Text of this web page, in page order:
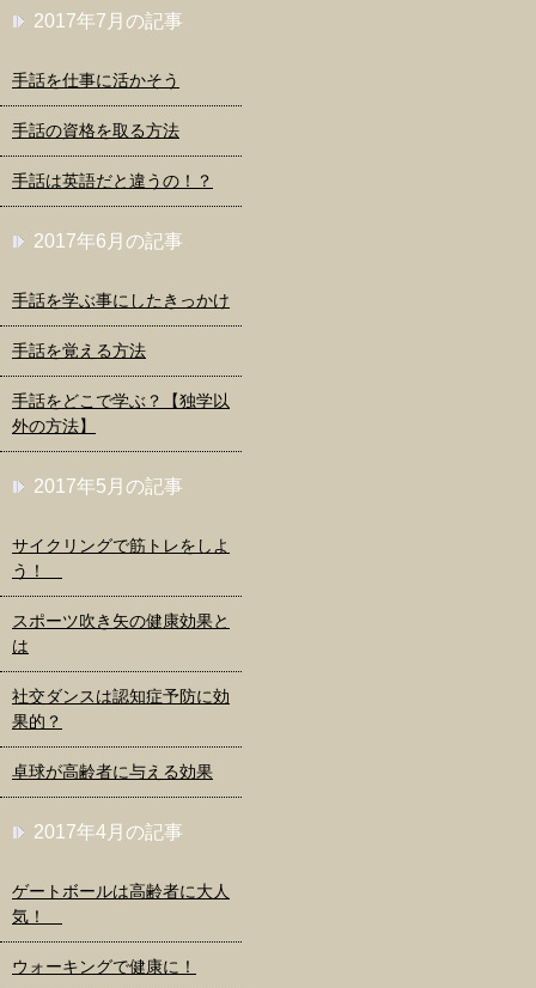
2017年7月の記事
手話を仕事に活かそう
手話の資格を取る方法
手話は英語だと違うの！？
2017年6月の記事
手話を学ぶ事にしたきっかけ
手話を覚える方法
手話をどこで学ぶ？【独学以
外の方法】
2017年5月の記事
サイクリングで筋トレをしよ
う！
スポーツ吹き矢の健康効果と
は
社交ダンスは認知症予防に効
果的？
卓球が高齢者に与える効果
2017年4月の記事
ゲートボールは高齢者に大人
気！
ウォーキングで健康に！